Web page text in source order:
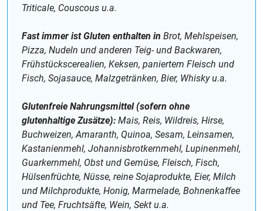
Triticale, Couscous u.a.
Fast immer ist Gluten enthalten in Brot, Mehlspeisen,
Pizza, Nudeln und anderen Teig- und Backwaren,
Frühstückscerealien, Keksen, paniertem Fleisch und
Fisch, Sojasauce, Malzgetränken, Bier, Whisky u.a.
Glutenfreie Nahrungsmittel (sofern ohne
glutenhaltige Zusätze): Mais, Reis, Wildreis, Hirse,
Buchweizen, Amaranth, Quinoa, Sesam, Leinsamen,
Kastanienmehl, Johannisbrotkernmehl, Lupinenmehl,
Guarkernmehl, Obst und Gemüse, Fleisch, Fisch,
Hülsenfrüchte, Nüsse, reine Sojaprodukte, Eier, Milch
und Milchprodukte, Honig, Marmelade, Bohnenkaffee
und Tee, Fruchtsäfte, Wein, Sekt u.a.